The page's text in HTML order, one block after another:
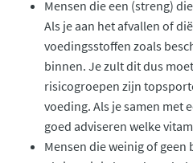
Mensen die een (streng)
Als je aan het afvallen of
voedingsstoffen zoals
binnen. Je zult dit dus
risicogroepen zijn
voeding. Als je samen met
goed adviseren welke
Mensen die weinig of geen